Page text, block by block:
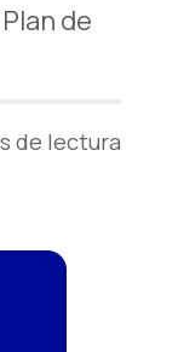
de
de lectura